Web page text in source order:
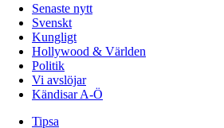
Senaste nytt
Svenskt
Kungligt
Hollywood & Världen
Politik
Vi avslöjar
Kändisar A-Ö
Tipsa